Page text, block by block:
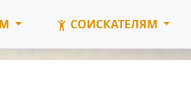
СОИСКАТЕЛЯМ